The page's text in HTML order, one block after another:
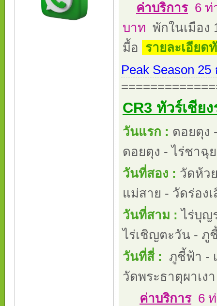
ค่าบริการ6 ท่
บาท พักในเมือง
มื้อ รายละเอียด
Peak Season
CR3 ทัวร์เชีย
วันแรก : ดอยตุง
ดอยตุง - ไร่ชาฉุ
วันที่สอง : วัดห้ว
แม่สาย - วัดร่อง
วันที่สาม : ไร่บุญ
ไร่เชิญตะวัน - ภู
วันที่สี่ : ภูชี้ฟ้า -
วัดพระธาตุผาเงา
ค่าบริการ6 ท่